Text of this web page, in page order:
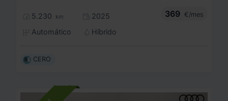
5.230 km
2025
Automático
Híbrido
369
€/mes
CERO